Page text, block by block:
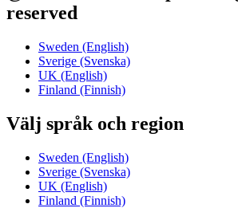
reserved
Sweden (English)
Sverige (Svenska)
UK (English)
Finland (Finnish)
Välj språk och region
Sweden (English)
Sverige (Svenska)
UK (English)
Finland (Finnish)